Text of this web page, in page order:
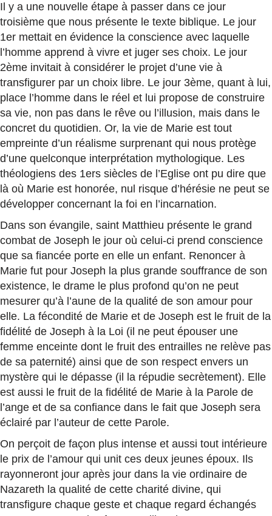
Il y a une nouvelle étape à passer dans ce jour
troisième que nous présente le texte biblique. Le jour
1er mettait en évidence la conscience avec laquelle
l’homme apprend à vivre et juger ses choix. Le jour
2ème invitait à considérer le projet d’une vie à
transfigurer par un choix libre. Le jour 3ème, quant à lui,
place l’homme dans le réel et lui propose de construire
sa vie, non pas dans le rêve ou l’illusion, mais dans le
concret du quotidien. Or, la vie de Marie est tout
empreinte d’un réalisme surprenant qui nous protège
d’une quelconque interprétation mythologique. Les
théologiens des 1ers siècles de l’Eglise ont pu dire que
là où Marie est honorée, nul risque d’hérésie ne peut se
développer concernant la foi en l’incarnation.
Dans son évangile, saint Matthieu présente le grand
combat de Joseph le jour où celui-ci prend conscience
que sa fiancée porte en elle un enfant. Renoncer à
Marie fut pour Joseph la plus grande souffrance de son
existence, le drame le plus profond qu’on ne peut
mesurer qu’à l’aune de la qualité de son amour pour
elle. La fécondité de Marie et de Joseph est le fruit de la
fidélité de Joseph à la Loi (il ne peut épouser une
femme enceinte dont le fruit des entrailles ne relève pas
de sa paternité) ainsi que de son respect envers un
mystère qui le dépasse (il la répudie secrètement). Elle
est aussi le fruit de la fidélité de Marie à la Parole de
l’ange et de sa confiance dans le fait que Joseph sera
éclairé par l’auteur de cette Parole.
On perçoit de façon plus intense et aussi tout intérieure
le prix de l’amour qui unit ces deux jeunes époux. Ils
rayonneront jour après jour dans la vie ordinaire de
Nazareth la qualité de cette charité divine, qui
transfigure chaque geste et chaque regard échangés